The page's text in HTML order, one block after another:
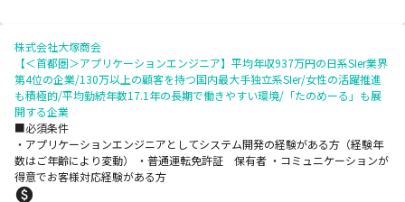
株式会社大塚商会
【＜首都圏＞アプリケーションエンジニア】平均年収937万円の日系SIer業界
第4位の企業/130万以上の顧客を持つ国内最大手独立系SIer/女性の活躍推進
も積極的/平均勤続年数17.1年の長期で働きやすい環境/「たのめーる」も展
開する企業
■必須条件
・アプリケーションエンジニアとしてシステム開発の経験がある方（経験年
数はご年齢により変動） ・普通運転免許証 保有者 ・コミュニケーションが
得意でお客様対応経験がある方